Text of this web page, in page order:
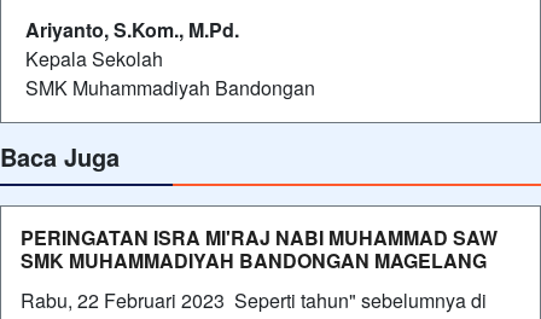
Ariyanto, S.Kom., M.Pd.
Kepala Sekolah
SMK Muhammadiyah Bandongan
Baca Juga
PERINGATAN ISRA MI'RAJ NABI MUHAMMAD SAW
SMK MUHAMMADIYAH BANDONGAN MAGELANG
Rabu, 22 Februari 2023 Seperti tahun" sebelumnya di